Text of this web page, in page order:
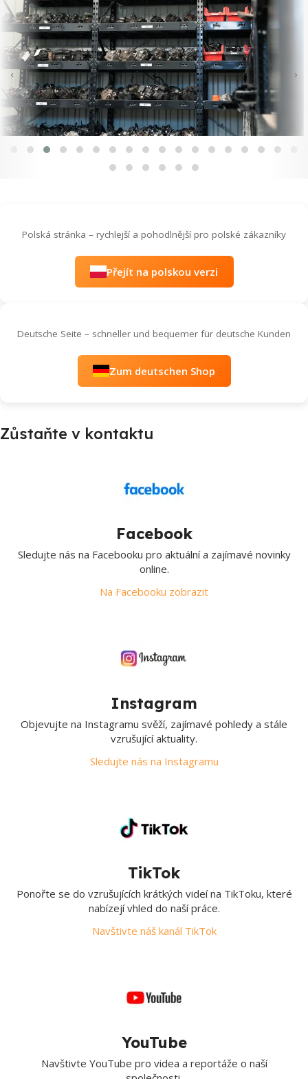
‹ ›
Polská stránka – rychlejší a pohodlnější pro polské zákazníky
Přejít na polskou verzi
Deutsche Seite – schneller und bequemer für deutsche Kunden
Zum deutschen Shop
Zůstaňte v kontaktu
Facebook
Sledujte nás na Facebooku pro aktuální a zajímavé novinky
online.
Na Facebooku zobrazit
Instagram
Objevujte na Instagramu svěží, zajímavé pohledy a stále
vzrušující aktuality.
Sledujte nás na Instagramu
TikTok
Ponořte se do vzrušujících krátkých videí na TikToku, které
nabízejí vhled do naší práce.
Navštivte náš kanál TikTok
YouTube
Navštivte YouTube pro videa a reportáže o naší